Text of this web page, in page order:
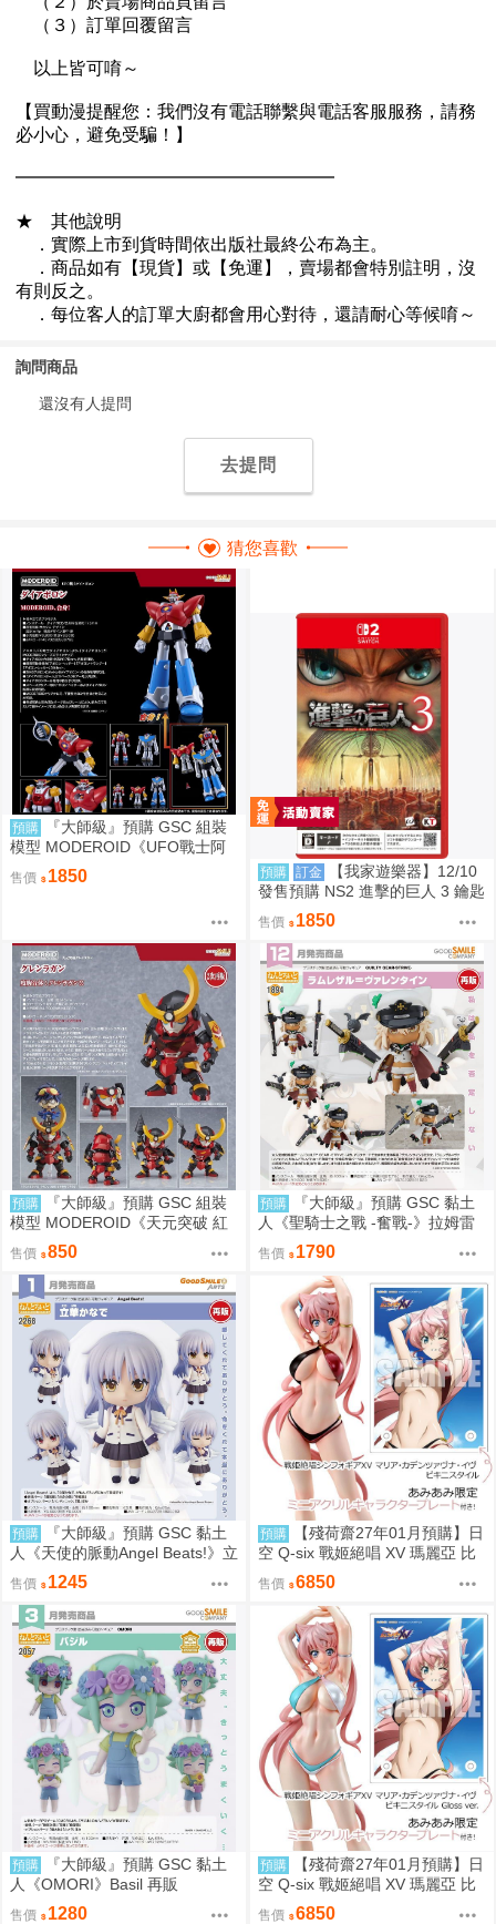
詢問商品
還沒有人提問
去提問
猜您喜歡
預購
『大師級』預購 GSC 組裝
模型 MODEROID《UFO戰士阿
波羅》大阿波羅
售價 1850 預購 訂金
【我家遊樂器】12/10
發售預購 NS2 進擊的巨人 3 鑰匙
卡 普通版日版
售價 1850
預購
『大師級』預購 GSC 組裝
模型 MODEROID《天元突破 紅
蓮螺巖》紅蓮螺巖 再販
售價 850
預購
『大師級』預購 GSC 黏土
人《聖騎士之戰 -奮戰-》拉姆雷
薩爾=瓦倫泰 再販
售價 1790
預購
『大師級』預購 GSC 黏土
人《天使的脈動Angel Beats!》立
華奏 再販
售價 1245
預購
【殘荷齋27年01月預購】日
空 Q-six 戰姬絕唱 XV 瑪麗亞 比
基尼Ver 1/7 一般版
售價 6850
預購
『大師級』預購 GSC 黏土
人《OMORI》Basil 再販
售價 1280
預購
【殘荷齋27年01月預購】日
空 Q-six 戰姬絕唱 XV 瑪麗亞 比
基尼Ver 1/7 油光版
售價 6850